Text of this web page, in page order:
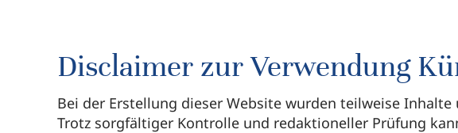
Disclaimer zur Verwendung
Bei der Erstellung dieser Website wurden teilweise
Trotz sorgfältiger Kontrolle und redaktioneller Prüfung